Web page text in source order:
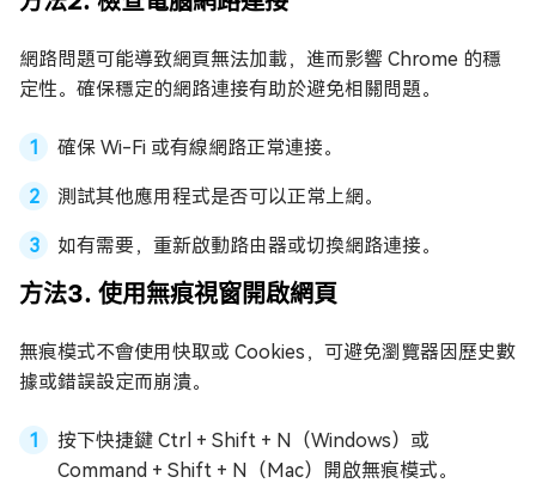
網路問題可能導致網頁無法加載，進而影響 Chrome 的穩
定性。確保穩定的網路連接有助於避免相關問題。
確保 Wi-Fi 或有線網路正常連接。
測試其他應用程式是否可以正常上網。
如有需要，重新啟動路由器或切換網路連接。
方法3. 使用無痕視窗開啟網頁
無痕模式不會使用快取或 Cookies，可避免瀏覽器因歷史數
據或錯誤設定而崩潰。
按下快捷鍵 Ctrl + Shift + N（Windows）或
Command + Shift + N（Mac）開啟無痕模式。